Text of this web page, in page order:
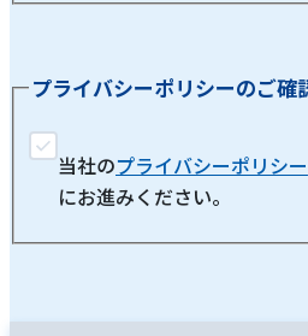
プライバシーポリシーのご確
当社のプライバシーポリシー
にお進みください。